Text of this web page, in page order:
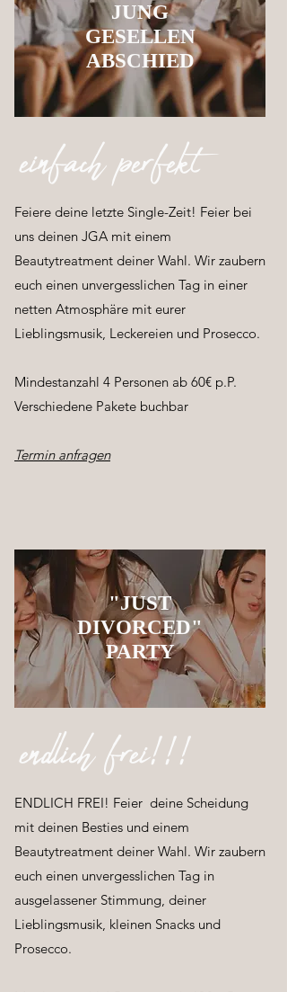
JUNG
GESELLEN
ABSCHIED
einfach perfekt
Feiere deine letzte Single-Zeit! Feier bei
uns deinen JGA mit einem
Beautytreatment deiner Wahl. Wir zaubern
euch einen unvergesslichen Tag in einer
netten Atmosphäre mit eurer
Lieblingsmusik, Leckereien und Prosecco.
Mindestanzahl 4 Personen ab 60€ p.P.
Verschiedene Pakete buchbar
Termin anfragen
"JUST
DIVORCED"
PARTY
endlich frei!!!
ENDLICH FREI! Feier deine Scheidung
mit deinen Besties und einem
Beautytreatment deiner Wahl. Wir zaubern
euch einen unvergesslichen Tag in
ausgelassener Stimmung, deiner
Lieblingsmusik, kleinen Snacks und
Prosecco.